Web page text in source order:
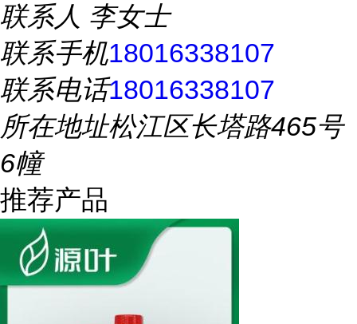
联系人 李女士
联系手机18016338107
联系电话18016338107
所在地址松江区长塔路465号
6幢
推荐产品